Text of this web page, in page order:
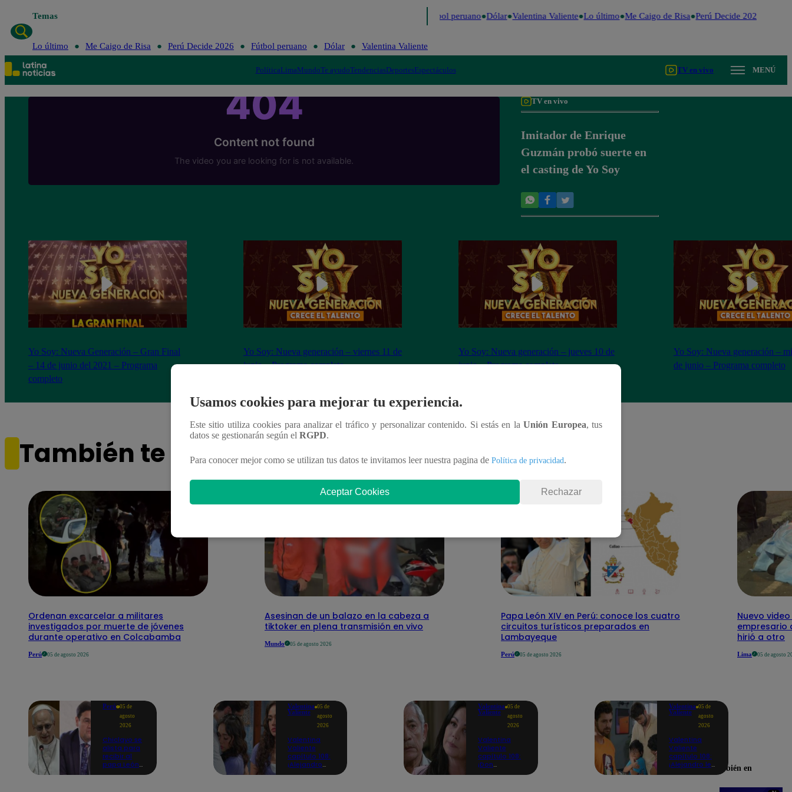
Temas Fútbol peruano Dólar Valentina Valiente Lo último Me Caigo de Risa Perú Decide 2026
Lo último Me Caigo de Risa Perú Decide 2026 Fútbol peruano Dólar Valentina Valiente
PolíticaLimaMundoTe ayudoTendenciasDeportesEspectáculos TV en vivo MENÚ
TV en vivo
Imitador de Enrique
Guzmán probó suerte en
el casting de Yo Soy
Yo Soy: Nueva Generación – Gran Final
– 14 de junio del 2021 – Programa
completo
Yo Soy: Nueva generación – viernes 11 de
junio – Programa completo
Yo Soy: Nueva generación – jueves 10 de
junio – Programa completo
Yo Soy: Nueva generación –
de junio – Programa completo
También te puede interesar
Ordenan excarcelar a militares
investigados por muerte de jóvenes
durante operativo en Colcabamba
Perú 05 de agosto 2026
Asesinan de un balazo en la cabeza a
tiktoker en plena transmisión en vivo
Mundo 05 de agosto 2026
Papa León XIV en Perú: conoce los cuatro
circuitos turísticos preparados en
Lambayeque
Perú 05 de agosto 2026
Nuevo
empresario
hirió a otro
Lima 05 de agosto
Perú 05 de
agosto
2026
Chiclayo se
alista para
recibir al
papa León
Valentina
Valiente
05 de
agosto
2026
Valentina
Valiente
capítulo 108:
¡Alejandro
Valentina
Valiente
05 de
agosto
2026
Valentina
Valiente
capítulo 108:
¡Don
Valentina
Valiente
05 de
agosto
2026
Valentina
Valiente
capítulo 108:
¡Alejandro le
Usamos cookies para mejorar tu experiencia.
Este sitio utiliza cookies para analizar el tráfico y personalizar contenido. Si estás en laUnión Europea, tus
datos se gestionarán según el RGPD.
Para conocer mejor como se utilizan tus datos te invitamos leer nuestra pagina de Política de privacidad.
Aceptar Cookies Rechazar
Encuéntranos también en